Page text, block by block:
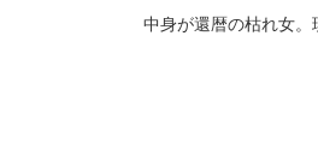
中身が還暦の枯れ女